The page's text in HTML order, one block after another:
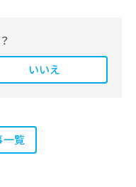
イドラインに準拠し
ており、編集部内に
薬機法医療法規格協
いいえ
一覧